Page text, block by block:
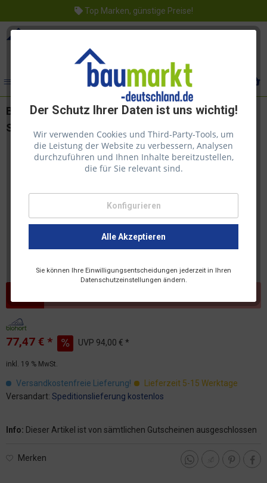
Top Marken, günstige Preise!
Der Schutz Ihrer Daten ist uns wichtig!
Wir verwenden Cookies und Third-Party-Tools, um
die Leistung der Website zu verbessern, Analysen
durchzuführen und Ihnen Inhalte bereitzustellen,
die für Sie relevant sind.
Konfigurieren
Alle Akzeptieren
Sie können Ihre Einwilligungsentscheidungen jederzeit in Ihren
Datenschutzeinstellungen ändern.
Biohort Fahrradständer-Set bikeHolder für
StoreMax inkl. Regalsteher 720x150x330 mm
77,47 € * UVP 94,00 € *
inkl. 19 % MwSt.
Versandkostenfreie Lieferung!
Lieferzeit 5-15 Werktage
Versandart: Speditionslieferung kostenlos
Info: Dieser Artikel ist von sämtlichen Gutscheinen ausgeschlossen
Merken